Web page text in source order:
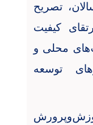
تصریح
کیفیت
محلی و
توسعه